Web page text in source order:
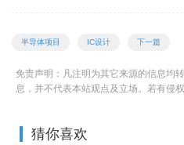
半导体项目 IC设计 下一篇
免责声明：凡注明为其它来源的信息均
息，并不代表本站观点及立场。若有侵
猜你喜欢